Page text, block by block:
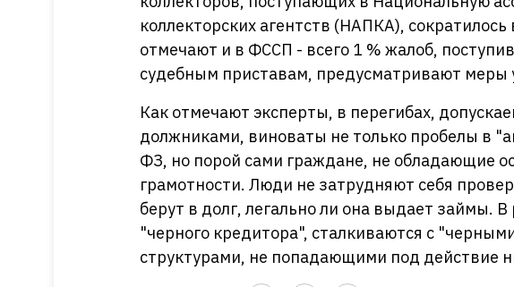
коллекторских агентств (НАПКА),
отмечают и в ФССП - всего 1 % жалоб,
судебным приставам, предусматривают меры
Как отмечают эксперты, в перегибах,
должниками, виноваты не только пробелы в
ФЗ, но порой сами граждане, не обладающие
грамотности. Люди не затрудняют себя
берут в долг, легально ли она выдает займы. В
"черного кредитора", сталкиваются с
структурами, не попадающими под действие